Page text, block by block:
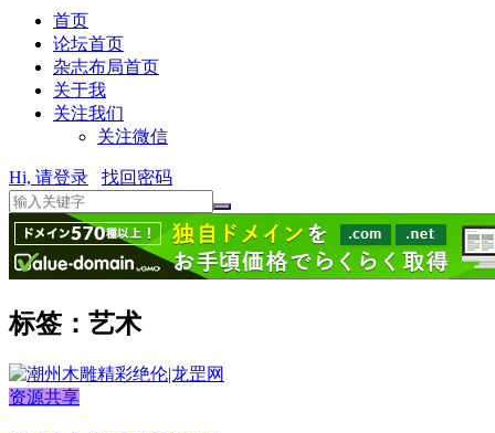
首页
论坛首页
杂志布局首页
关于我
关注我们
关注微信
Hi, 请登录 找回密码
标签：艺术
资源共享